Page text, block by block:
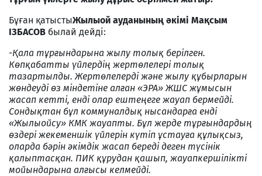
Бұған қатыстыЖылыой ауданының әкімі Мақсым
ІЗБАСОВ былай дейді:
-Қала тұрғындарына жылу толық берілген.
Көпқабатты үйлердің жертөлелері толық
тазартылды. Жертөлелерді және жылу құбырларын
жөндеуді өз міндетіне алған «ЭРА» ЖШС жұмысын
жасап кетті, енді олар ештеңеге жауап бермейді.
Сондықтан бұл коммуналдық нысандарға енді
«Жылыойсу» КМК жауапты. Бұл жерде тұрғындардың
өздері жекеменшік үйлерін күтіп ұстауға құлықсыз,
оларда бәрін әкімдік жасап береді деген түсінік
қалыптасқан. ПИК құрудан қашып, жауапкершілікті
мойындарына алғысы келмейді.